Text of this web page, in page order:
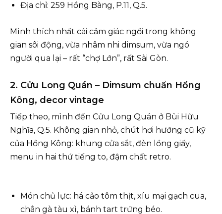
Địa chỉ: 259 Hồng Bàng, P.11, Q.5.
Mình thích nhất cái cảm giác ngồi trong không
gian sôi động, vừa nhâm nhi dimsum, vừa ngó
người qua lại – rất “chợ Lớn”, rất Sài Gòn.
2. Cửu Long Quán – Dimsum chuẩn Hồng
Kông, decor vintage
Tiếp theo, mình đến Cửu Long Quán ở Bùi Hữu
Nghĩa, Q.5. Không gian nhỏ, chút hơi hướng cũ kỹ
của Hồng Kông: khung cửa sắt, đèn lồng giấy,
menu in hai thứ tiếng to, đậm chất retro.
Món chủ lực: há cảo tôm thịt, xíu mại gạch cua,
chân gà tàu xì, bánh tart trứng béo.